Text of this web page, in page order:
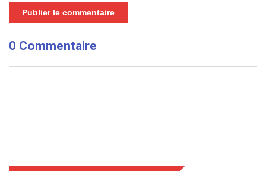
Publier le commentaire
0 Commentaire